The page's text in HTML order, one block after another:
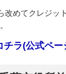
改めてクレジッ
ラ(公式ペー